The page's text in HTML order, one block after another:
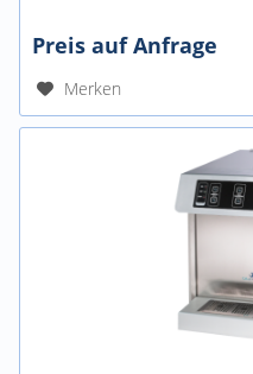
Preis auf Anfrage
Merken